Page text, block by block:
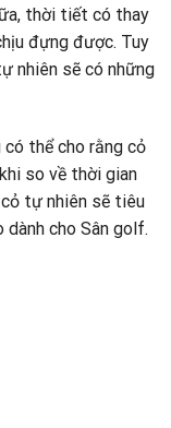
thời tiết có thay
đựng được. Tuy
nhiên sẽ có những
thể cho rằng cỏ
so về thời gian
tự nhiên sẽ tiêu
cho Sân golf.